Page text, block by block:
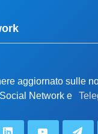
aggiornato sulle
Network e